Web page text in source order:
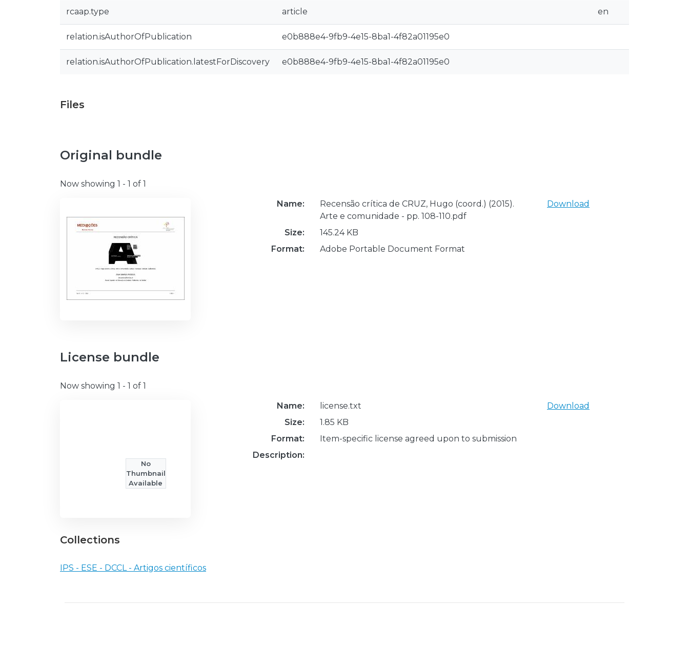
rcaap.type article en
relation.isAuthorOfPublication e0b888e4-9fb9-4e15-8ba1-4f82a01195e0
relation.isAuthorOfPublication.latestForDiscovery e0b888e4-9fb9-4e15-8ba1-4f82a01195e0
Files
Original bundle
Now showing 1 - 1 of 1
Name:
Recensão crítica de CRUZ, Hugo (coord.) (2015).
Arte e comunidade - pp. 108-110.pdf
Size:
145.24 KB
Format:
Adobe Portable Document Format
Download
License bundle
Now showing 1 - 1 of 1
No
Thumbnail
Available
Name:
license.txt
Size:
1.85 KB
Format:
Item-specific license agreed upon to submission
Description:
Download
Collections
IPS - ESE - DCCL - Artigos científicos